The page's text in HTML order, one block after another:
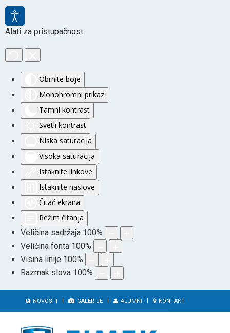
Alati za pristupačnost
Obrnite boje
Monohromni prikaz
Tamni kontrast
Svetli kontrast
Niska saturacija
Visoka saturacija
Istaknite linkove
Istaknite naslove
Čitač ekrana
Režim čitanja
Veličina sadržaja 100%
Veličina fonta 100%
Visina linije 100%
Razmak slova 100%
NOVOSTI GALERIJE ALUMNI KONTAKT